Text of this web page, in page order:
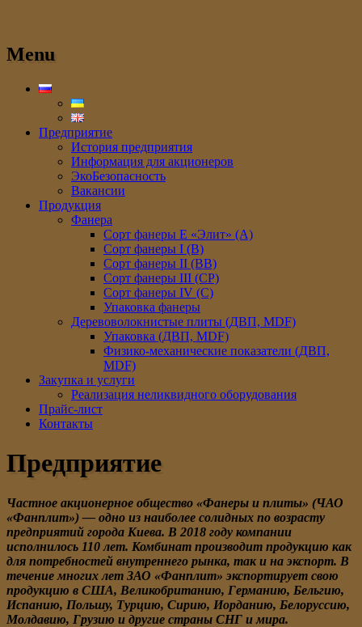
Menu
Предприятие
История предприятия
Информация для акционеров
ЭкоБезопасность
Вакансии
Продукция
Фанера
Сорт фанеры E «Элит» (A)
Сорт фанеры I (В)
Сорт фанеры II (ВB)
Сорт фанеры III (CP)
Сорт фанеры IV (C)
Упаковка фанеры
Деревоволокнистые плиты (ДВП, MDF)
Упаковка (ДВП, MDF)
Физико-механические показатели (ДВП,
MDF)
Закупка и услуги
Реализация неликвидного оборудования
Прайс-лист
Контакты
Предприятие
Частное акционерное общество «Фанеры и плиты» (ЧАО
«Фанплит») — одно из наиболее солидных по возрасту
предприятий города Киева. В 2018 году компании
исполнилось 110 лет. Комбинат производит продукцию как
для потребностей внутреннего рынка, так и на экспорт. В
течение многих лет ЗАО «Фанплит» экспортирует свою
продукцию в США, Великобританию, Германию, Бельгию,
Испанию, Польшу, Турцию, Сирию, Иорданию, Белоруссию,
Молдавию, Грузию и другие страны СНГ и мира.